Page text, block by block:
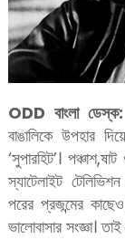
ODD বাংলা ডেস্ক:
বাঙালিকে উপহার
‘সুপারহিট’।
স্যাটেলাইট
পরের প্রজন্মের
ভালোবাসার সংজ্ঞা।